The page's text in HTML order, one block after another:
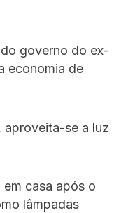
governo do ex-
economia de
aproveita-se a luz
casa após o
lâmpadas